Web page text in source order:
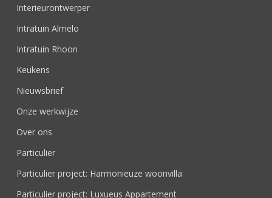
Interieurontwerper
Intratuin Almelo
Intratuin Rhoon
Keukens
Nieuwsbrief
Onze werkwijze
Over ons
Particulier
Particulier project: Harmonieuze woonvilla
Particulier project: Luxueus Appartement